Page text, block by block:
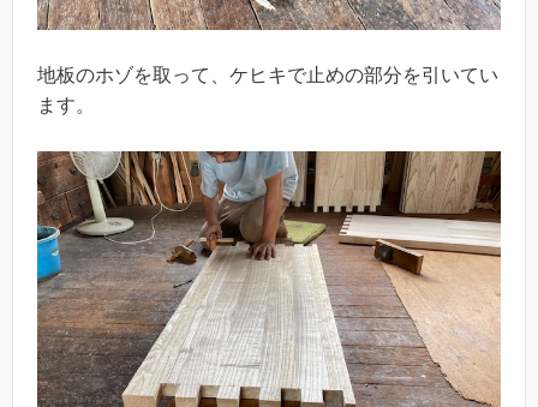
地板のホゾを取って、ケヒキで止めの部分を引いてい
ます。